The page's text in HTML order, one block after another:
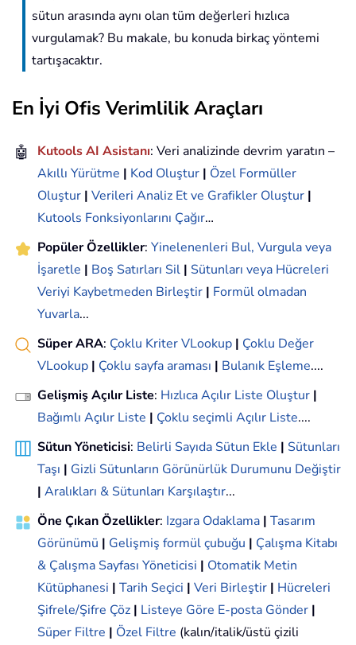
sütun arasında aynı olan tüm değerleri hızlıca
vurgulamak? Bu makale, bu konuda birkaç yöntemi
tartışacaktır.
En İyi Ofis Verimlilik Araçları
🤖 Kutools AI Asistanı: Veri analizinde devrim yaratın –
Akıllı Yürütme | Kod Oluştur | Özel Formüller
Oluştur | Verileri Analiz Et ve Grafikler Oluştur |
Kutools Fonksiyonlarını Çağır…
Popüler Özellikler: Yinelenenleri Bul, Vurgula veya
İşaretle | Boş Satırları Sil | Sütunları veya Hücreleri
Veriyi Kaybetmeden Birleştir | Formül olmadan
Yuvarla...
Süper ARA: Çoklu Kriter VLookup | Çoklu Değer
VLookup | Çoklu sayfa araması | Bulanık Eşleme....
Gelişmiş Açılır Liste: Hızlıca Açılır Liste Oluştur |
Bağımlı Açılır Liste | Çoklu seçimli Açılır Liste....
Sütun Yöneticisi: Belirli Sayıda Sütun Ekle | Sütunları
Taşı | Gizli Sütunların Görünürlük Durumunu Değiştir
| Aralıkları & Sütunları Karşılaştır...
Öne Çıkan Özellikler: Izgara Odaklama | Tasarım
Görünümü | Gelişmiş formül çubuğu | Çalışma Kitabı
& Çalışma Sayfası Yöneticisi | Otomatik Metin
Kütüphanesi | Tarih Seçici | Veri Birleştir | Hücreleri
Şifrele/Şifre Çöz | Listeye Göre E-posta Gönder |
Süper Filtre | Özel Filtre (kalın/italik/üstü çizili